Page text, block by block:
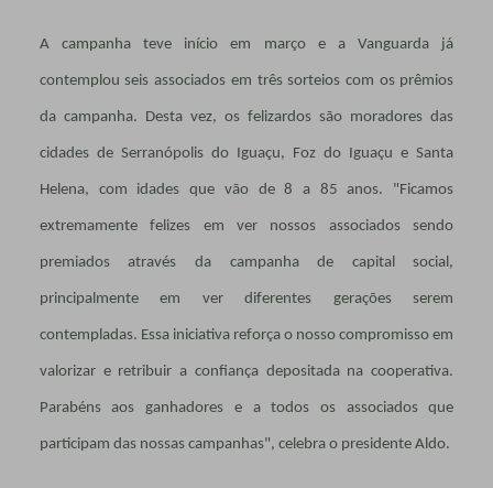
A campanha teve início em março e a Vanguarda já
contemplou seis associados em três sorteios com os prêmios
da campanha. Desta vez, os felizardos são moradores das
cidades de Serranópolis do Iguaçu, Foz do Iguaçu e Santa
Helena, com idades que vão de 8 a 85 anos. "Ficamos
extremamente felizes em ver nossos associados sendo
premiados através da campanha de capital social,
principalmente em ver diferentes gerações serem
contempladas. Essa iniciativa reforça o nosso compromisso em
valorizar e retribuir a confiança depositada na cooperativa.
Parabéns aos ganhadores e a todos os associados que
participam das nossas campanhas", celebra o presidente Aldo.